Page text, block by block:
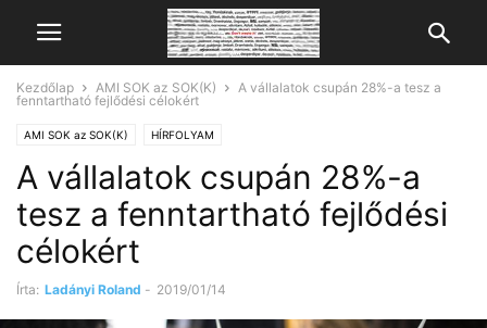
Kezdőlap AMI SOK az SOK(K)
A vállalatok csupán 28%-a tesz a
fenntartható fejlődési célokért
AMI SOK az SOK(K) HÍRFOLYAM
A vállalatok csupán 28%-a
tesz a fenntartható fejlődési
célokért
Írta: Ladányi Roland - 2019/01/14